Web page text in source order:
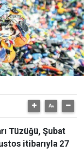
Tüzüğü, Şubat
itibarıyla 27